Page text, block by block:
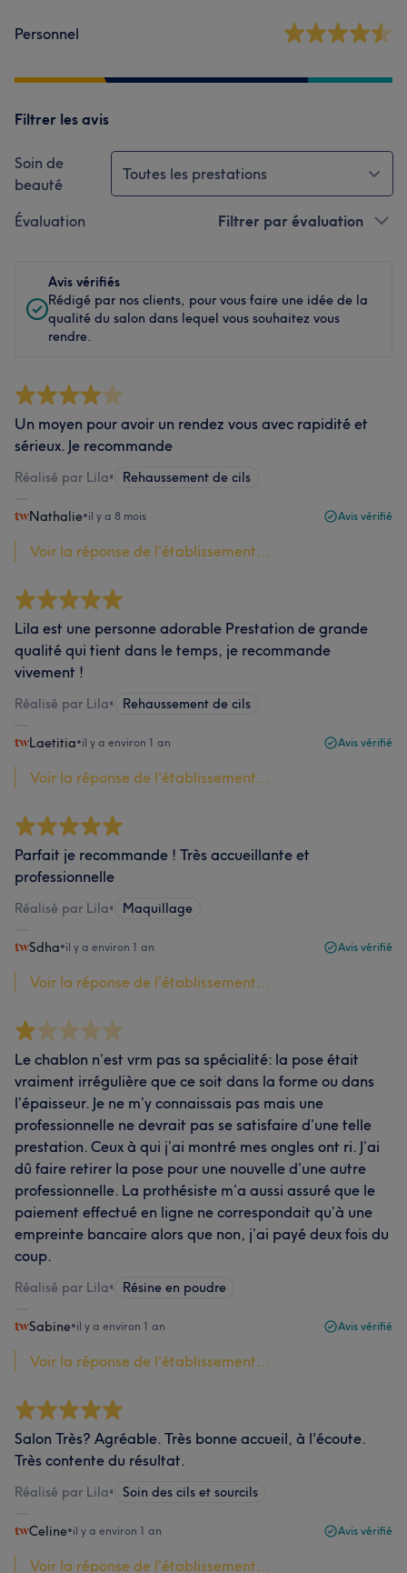
Personnel
Filtrer les avis
Soin de
beauté
Toutes les prestations
Évaluation Filtrer par évaluation
Avis vérifiés
Rédigé par nos clients, pour vous faire une idée de la
qualité du salon dans lequel vous souhaitez vous
rendre.
Un moyen pour avoir un rendez vous avec rapidité et
sérieux. Je recommande
Réalisé par Lila• Rehaussement de cils
Nathalie•il y a 8 mois Avis vérifié
Voir la réponse de l'établissement...
Lila est une personne adorable Prestation de grande
qualité qui tient dans le temps, je recommande
vivement !
Réalisé par Lila• Rehaussement de cils
Laetitia•il y a environ 1 an Avis vérifié
Voir la réponse de l'établissement...
Parfait je recommande ! Très accueillante et
professionnelle
Réalisé par Lila• Maquillage
Sdha•il y a environ 1 an Avis vérifié
Voir la réponse de l'établissement...
Le chablon n’est vrm pas sa spécialité: la pose était
vraiment irrégulière que ce soit dans la forme ou dans
l’épaisseur. Je ne m’y connaissais pas mais une
professionnelle ne devrait pas se satisfaire d’une telle
prestation. Ceux à qui j’ai montré mes ongles ont ri. J’ai
dû faire retirer la pose pour une nouvelle d’une autre
professionnelle. La prothésiste m’a aussi assuré que le
paiement effectué en ligne ne correspondait qu’à une
empreinte bancaire alors que non, j’ai payé deux fois du
coup.
Réalisé par Lila• Résine en poudre
Sabine•il y a environ 1 an Avis vérifié
Voir la réponse de l'établissement...
Salon Très? Agréable. Très bonne accueil, à l'écoute.
Très contente du résultat.
Réalisé par Lila• Soin des cils et sourcils
Celine•il y a environ 1 an Avis vérifié
Voir la réponse de l'établissement...